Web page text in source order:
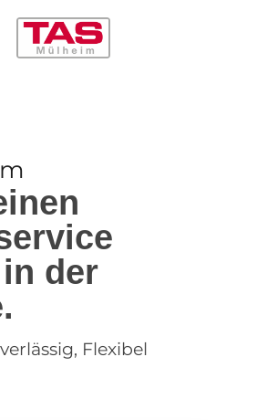
der
Flexibel